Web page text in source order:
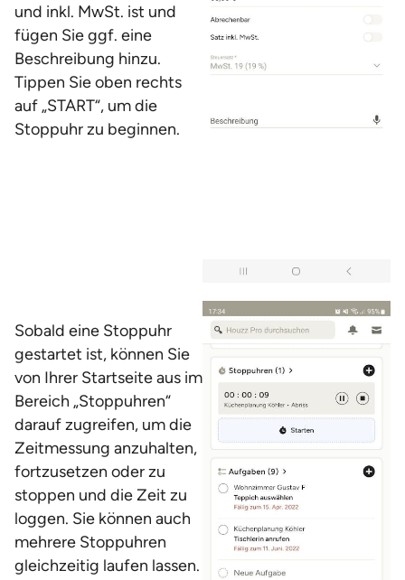
und inkl. MwSt. ist und
fügen Sie ggf. eine
Beschreibung hinzu.
Tippen Sie oben rechts
auf „START“, um die
Stoppuhr zu beginnen.
Sobald eine Stoppuhr
gestartet ist, können Sie
von Ihrer Startseite aus im
Bereich „Stoppuhren“
darauf zugreifen, um die
Zeitmessung anzuhalten,
fortzusetzen oder zu
stoppen und die Zeit zu
loggen. Sie können auch
mehrere Stoppuhren
gleichzeitig laufen lassen.